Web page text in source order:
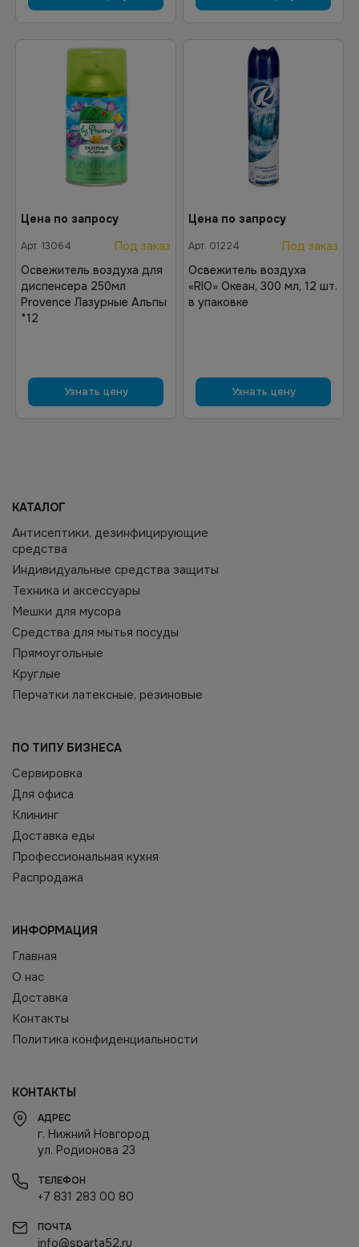
Цена по запросу
Арт. 13064
Под заказ
Освежитель воздуха для
диспенсера 250мл
Provence Лазурные Альпы
*12
Узнать цену
Цена по запросу
Арт. 01224
Под заказ
Освежитель воздуха
«RIO» Океан, 300 мл, 12 шт.
в упаковке
Узнать цену
КАТАЛОГ
Антисептики, дезинфицирующие
средства
Индивидуальные средства защиты
Техника и аксессуары
Мешки для мусора
Средства для мытья посуды
Прямоугольные
Круглые
Перчатки латексные, резиновые
ПО ТИПУ БИЗНЕСА
Сервировка
Для офиса
Клининг
Доставка еды
Профессиональная кухня
Распродажа
ИНФОРМАЦИЯ
Главная
О нас
Доставка
Контакты
Политика конфиденциальности
КОНТАКТЫ
АДРЕС
г. Нижний Новгород
ул. Родионова 23
ТЕЛЕФОН
+7 831 283 00 80
ПОЧТА
info@sparta52.ru